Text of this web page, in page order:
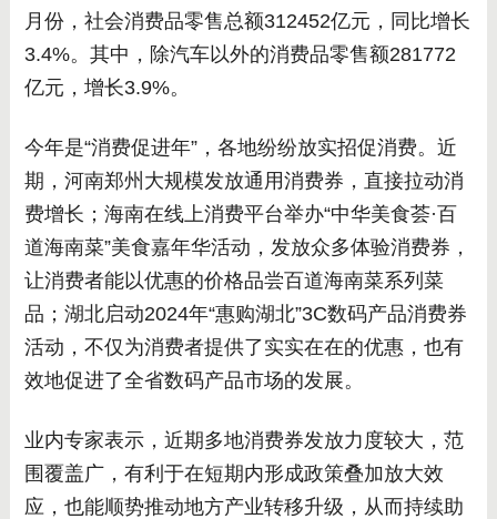
月份，社会消费品零售总额312452亿元，同比增长
3.4%。其中，除汽车以外的消费品零售额281772
亿元，增长3.9%。
今年是“消费促进年”，各地纷纷放实招促消费。近
期，河南郑州大规模发放通用消费券，直接拉动消
费增长；海南在线上消费平台举办“中华美食荟·百
道海南菜”美食嘉年华活动，发放众多体验消费券，
让消费者能以优惠的价格品尝百道海南菜系列菜
品；湖北启动2024年“惠购湖北”3C数码产品消费券
活动，不仅为消费者提供了实实在在的优惠，也有
效地促进了全省数码产品市场的发展。
业内专家表示，近期多地消费券发放力度较大，范
围覆盖广，有利于在短期内形成政策叠加放大效
应，也能顺势推动地方产业转移升级，从而持续助